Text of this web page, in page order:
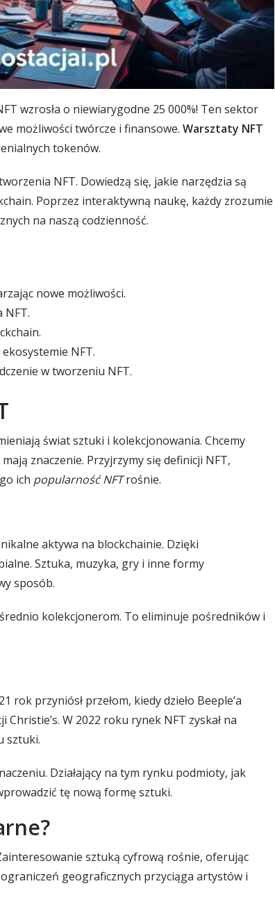
wzrosła o niewiarygodne 25 000%! Ten sektor
możliwości twórcze i finansowe. Warsztaty NFT
tokenów.
NFT. Dowiedzą się, jakie narzędzia są
Poprzez interaktywną naukę, każdy zrozumie
na naszą codzienność.
nowe możliwości.
NFT.
NFT.
w tworzeniu NFT.
świat sztuki i kolekcjonowania. Chcemy
znaczenie. Przyjrzymy się definicji NFT,
ich popularność NFTrośnie.
aktywa na blockchainie. Dzięki
Sztuka, muzyka, gry i inne formy
sposób.
kolekcjonerom. To eliminuje pośredników i
rok przyniósł przełom, kiedy dzieło Beeple’a
W 2022 roku rynek NFT zyskał na
sztuki.
Działający na tym rynku podmioty, jak
tę nową formę sztuki.
sztuką cyfrową rośnie, oferując
geograficznych przyciąga artystów i